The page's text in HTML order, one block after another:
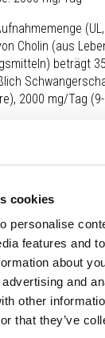
cookies
personalise
features and
about
and
other
that they’ve
Cholin (aus
beträgt
2000 mg/Tag
senken. Dies
berücksichtigt
(350 mg/
von
haben eine